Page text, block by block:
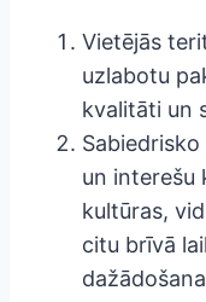
Vietējās
uzlabotu
kvalitāti un
un interešu
kultūras,
citu brīvā